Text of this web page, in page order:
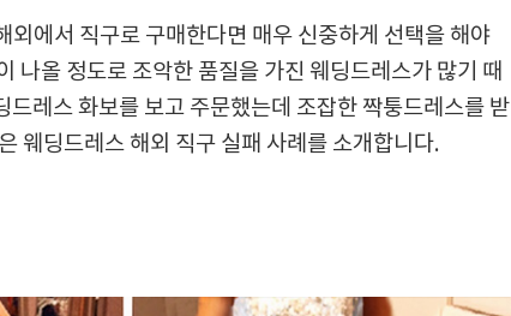
에서 직구로 구매한다면 매우 신중하게 선택을 해야
나올 정도로 조악한 품질을 가진 웨딩드레스가 많기 때
드레스 화보를 보고 주문했는데 조잡한 짝퉁드레스를 받
웨딩드레스 해외 직구 실패 사례를 소개합니다.